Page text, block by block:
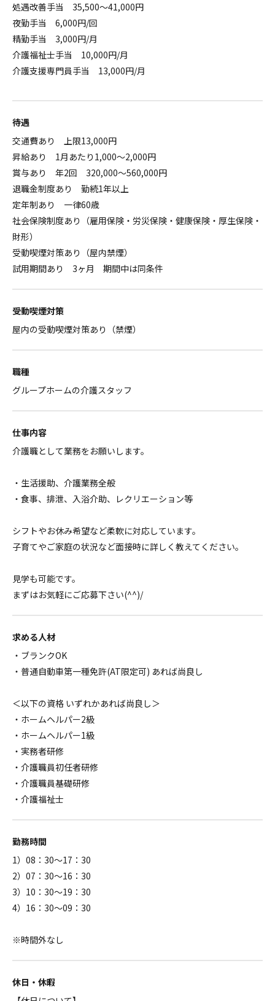
処遇改善手当 35,500～41,000円
夜勤手当 6,000円/回
精勤手当 3,000円/月
介護福祉士手当 10,000円/月
介護支援専門員手当 13,000円/月
待遇
交通費あり 上限13,000円
昇給あり 1月あたり1,000～2,000円
賞与あり 年2回 320,000～560,000円
退職金制度あり 勤続1年以上
定年制あり 一律60歳
社会保険制度あり（雇用保険・労災保険・健康保険・厚生保険・
財形）
受動喫煙対策あり（屋内禁煙）
試用期間あり 3ヶ月 期間中は同条件
受動喫煙対策
屋内の受動喫煙対策あり（禁煙）
職種
グループホームの介護スタッフ
仕事内容
介護職として業務をお願いします。
・生活援助、介護業務全般
・食事、排泄、入浴介助、レクリエーション等
シフトやお休み希望など柔軟に対応しています。
子育てやご家庭の状況など面接時に詳しく教えてください。
見学も可能です。
まずはお気軽にご応募下さい(^^)/
求める人材
・ブランクOK
・普通自動車第一種免許(AT限定可) あれば尚良し
＜以下の資格 いずれかあれば尚良し＞
・ホームヘルパー2級
・ホームヘルパー1級
・実務者研修
・介護職員初任者研修
・介護職員基礎研修
・介護福祉士
勤務時間
1）08：30～17：30
2）07：30～16：30
3）10：30～19：30
4）16：30～09：30
※時間外なし
休日・休暇